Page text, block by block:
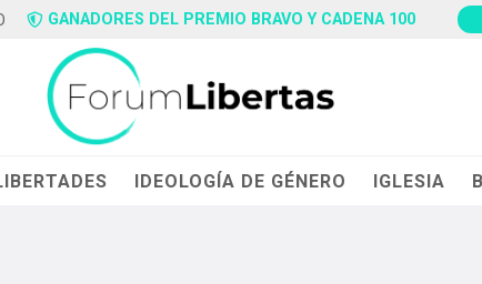
GANADORES DEL PREMIO BRAVO Y CADENA 100
IDEOLOGÍA DE GÉNERO IGLESIA